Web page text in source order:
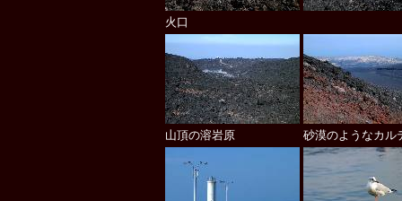
火口
山頂の溶岩原 砂漠のようなカル